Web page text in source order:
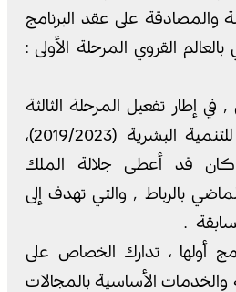
والمصادقة على عقد البرنامج
بالعالم القروي المرحلة الأولى :
ويأتي هذا اللقاء الأولي ٬ في إطار تفعيل المرحلة الثالثة
من المبادرة الوطنية للتنمية البشرية (2019/2023)،
قد أعطى جلالة الملك
انطلاقتها في 19 شتتبرالماضي بالرباط ٬ والتي تهدف إلى
.
أولها ، تدارك الخصاص على
والخدمات الأساسية بالمجالات